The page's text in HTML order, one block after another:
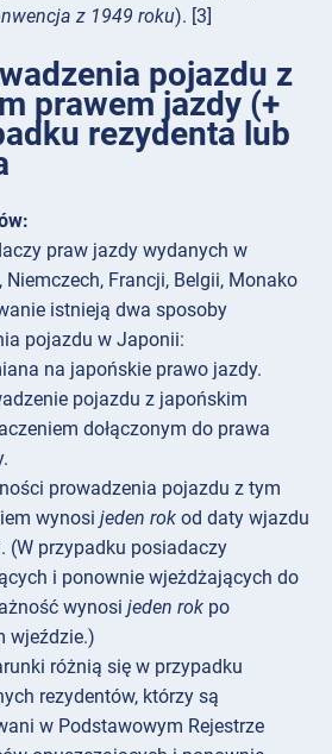
z 1949 roku). [3]
pojazdu z
prawem jazdy (+
rezydenta lub
praw jazdy wydanych w
Niemczech, Francji, Belgii, Monako
istnieją dwa sposoby
pojazdu w Japonii:
na japońskie prawo jazdy.
pojazdu z japońskim
dołączonym do prawa
prowadzenia pojazdu z tym
wynosi jeden rok od daty wjazdu
(W przypadku posiadaczy
i ponownie wjeżdżających do
wynosi jeden rok po
wjeździe.)
różnią się w przypadku
rezydentów, którzy są
w Podstawowym Rejestrze